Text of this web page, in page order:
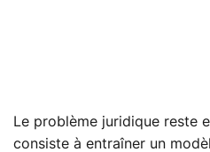
Le problème juridique reste
consiste à entraîner un